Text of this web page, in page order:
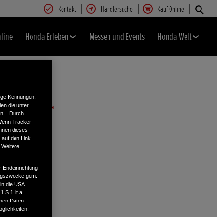
Kontakt Händlersuche Kauf Online
Honda Erleben Messen und Events Honda Welt
Kennungen,
die unter
. Durch
Tracker
dieses
auf den Link
Weitere
Endeinrichtung
gem.
die USA
S.1 lit.a
Daten